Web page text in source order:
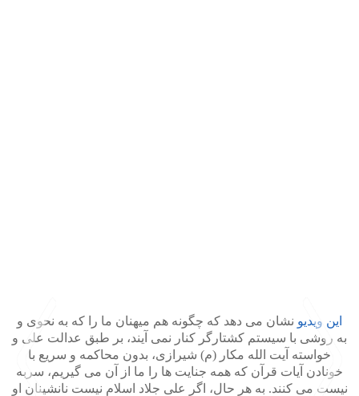
این ویدیو نشان می دهد که چگونه هم میهنان ما را که به نحوی و
به روشی با سیستم کشتارگر کنار نمی آیند، بر طبق عدالت علی و
خواسته آیت الله مکار (م) شیرازی، بدون محاکمه و سریع با
خونادن آیات قرآن که همه جنایت ها را ما از آن می گیریم، سربه
نیست می کنند. به هر حال، اگر علی جلاد اسلام نیست نانشینان او